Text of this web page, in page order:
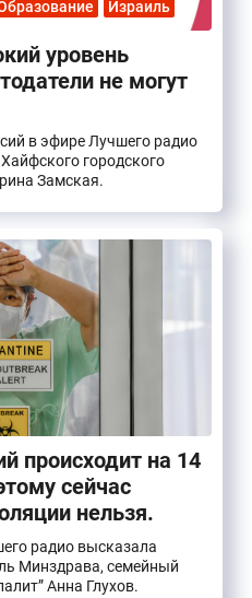
Израиль
уровень
не могут
в эфире Лучшего радио
городского
Замская.
происходит на 14
сейчас
нельзя.
радио высказала
Минздрава, семейный
Анна Глухов.